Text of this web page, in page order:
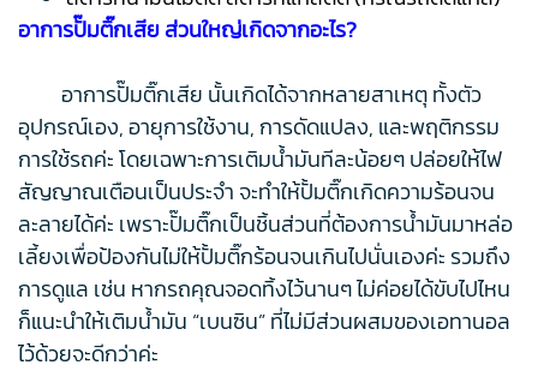
อาการปั๊มติ๊กเสีย ส่วนใหญ่เกิดจากอะไร?
อาการปั๊มติ๊กเสีย นั้นเกิดได้จากหลายสาเหตุ ทั้งตัว
อุปกรณ์เอง, อายุการใช้งาน, การดัดแปลง, และพฤติกรรม
การใช้รถค่ะ โดยเฉพาะการเติมน้ำมันทีละน้อยๆ ปล่อยให้ไฟ
สัญญาณเตือนเป็นประจำ จะทำให้ปั้มติ๊กเกิดความร้อนจน
ละลายได้ค่ะ เพราะปั๊มติ๊กเป็นชิ้นส่วนที่ต้องการน้ำมันมาหล่อ
เลี้ยงเพื่อป้องกันไม่ให้ปั้มติ๊กร้อนจนเกินไปนั่นเองค่ะ รวมถึง
การดูแล เช่น หากรถคุณจอดทิ้งไว้นานๆ ไม่ค่อยได้ขับไปไหน
ก็แนะนำให้เติมน้ำมัน “เบนซิน” ที่ไม่มีส่วนผสมของเอทานอล
ไว้ด้วยจะดีกว่าค่ะ